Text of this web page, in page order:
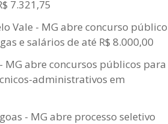
7.321,75
Vale - MG abre concurso público
e salários de até R$ 8.000,00
- MG abre concursos públicos para
administrativos em
- MG abre processo seletivo